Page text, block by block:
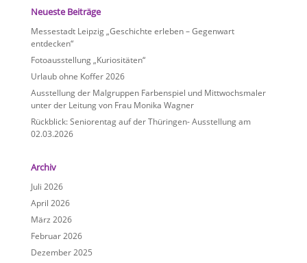
Neueste Beiträge
Messestadt Leipzig „Geschichte erleben – Gegenwart
entdecken“
Fotoausstellung „Kuriositäten“
Urlaub ohne Koffer 2026
Ausstellung der Malgruppen Farbenspiel und Mittwochsmaler
unter der Leitung von Frau Monika Wagner
Rückblick: Seniorentag auf der Thüringen- Ausstellung am
02.03.2026
Archiv
Juli 2026
April 2026
März 2026
Februar 2026
Dezember 2025